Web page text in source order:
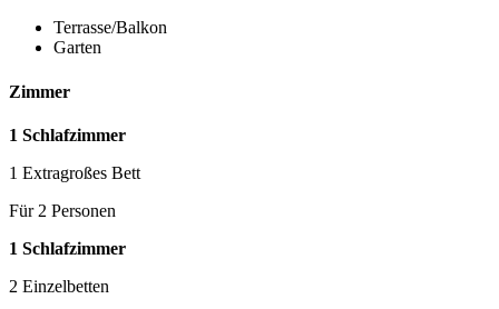
Terrasse/Balkon
Garten
Zimmer
1 Schlafzimmer
1 Extragroßes Bett
Für 2 Personen
1 Schlafzimmer
2 Einzelbetten